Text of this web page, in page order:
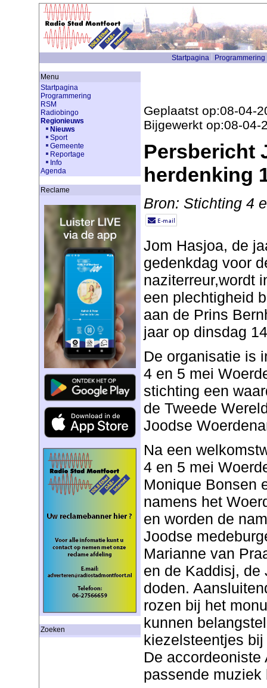
Startpagina Programmering
Menu
Startpagina
Programmering
RSM
Radiobingo
Regionieuws
Nieuws
Sport
Gemeente
Reportage
Info
Agenda
Reclame
Zoeken
Geplaatst op:08-04-
Bijgewerkt op:08-04-
Persbericht
herdenking
Bron: Stichting 4
Jom Hasjoa, de
gedenkdag voor
naziterreur,wordt
een plechtigheid
aan de Prins
jaar op dinsdag
De organisatie is
4 en 5 mei
stichting een
de Tweede
Joodse
Na een
4 en 5 mei
Monique Bonsen
namens het
en worden de
Joodse
Marianne van
en de Kaddisj, de
doden.
rozen bij het
kunnen
kiezelsteentjes
De accordeoniste
passende